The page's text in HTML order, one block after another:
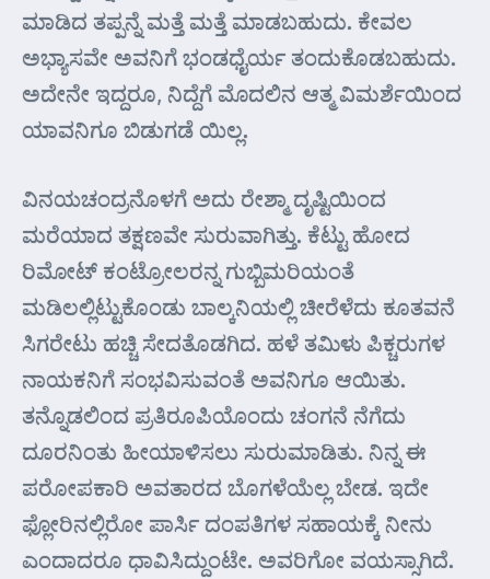
ಮಾಡಿದ ತಪ್ಪನ್ನೆ ಮತ್ತೆ ಮತ್ತೆ ಮಾಡಬಹುದು. ಕೇವಲ
ಅಭ್ಯಾಸವೇ ಅವನಿಗೆ ಭಂಡಧೈರ್ಯ ತಂದುಕೊಡಬಹುದು.
ಅದೇನೇ ಇದ್ದರೂ, ನಿದ್ದೆಗೆ ಮೊದಲಿನ ಆತ್ಮ ವಿಮರ್ಶೆಯಿಂದ
ಯಾವನಿಗೂ ಬಿಡುಗಡೆ ಯಿಲ್ಲ.
ವಿನಯಚಂದ್ರನೊಳಗೆ ಅದು ರೇಶ್ಮಾ ದೃಷ್ಟಿಯಿಂದ
ಮರೆಯಾದ ತಕ್ಷಣವೇ ಸುರುವಾಗಿತ್ತು. ಕೆಟ್ಟು ಹೋದ
ರಿಮೋಟ್ ಕಂಟ್ರೋಲರನ್ನ ಗುಬ್ಬಿಮರಿಯಂತೆ
ಮಡಿಲಲ್ಲಿಟ್ಟುಕೊಂಡು ಬಾಲ್ಕನಿಯಲ್ಲಿ ಚೀರೆಳೆದು ಕೂತವನೆ
ಸಿಗರೇಟು ಹಚ್ಚಿ ಸೇದತೊಡಗಿದ. ಹಳೆ ತಮಿಳು ಪಿಕ್ಚರುಗಳ
ನಾಯಕನಿಗೆ ಸಂಭವಿಸುವಂತೆ ಅವನಿಗೂ ಆಯಿತು.
ತನ್ನೊಡಲಿಂದ ಪ್ರತಿರೂಪಿಯೊಂದು ಚಂಗನೆ ನೆಗೆದು
ದೂರನಿಂತು ಹೀಯಾಳಿಸಲು ಸುರುಮಾಡಿತು. ನಿನ್ನ ಈ
ಪರೋಪಕಾರಿ ಅವತಾರದ ಬೊಗಳೆಯೆಲ್ಲ ಬೇಡ. ಇದೇ
ಫ್ಲೋರಿನಲ್ಲಿರೋ ಪಾರ್ಸಿ ದಂಪತಿಗಳ ಸಹಾಯಕ್ಕೆ ನೀನು
ಎಂದಾದರೂ ಧಾವಿಸಿದ್ದುಂಟೇ. ಅವರಿಗೋ ವಯಸ್ಸಾಗಿದೆ.